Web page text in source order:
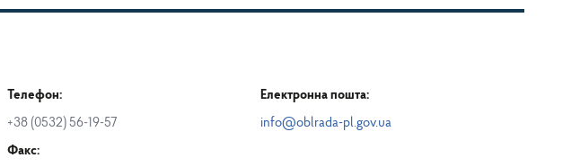
Телефон:
+38 (0532) 56-19-57
Факс:
Електронна пошта:
info@oblrada-pl.gov.ua